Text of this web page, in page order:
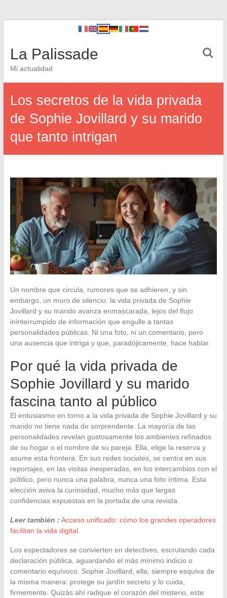
La Palissade
Mi actualidad
Los secretos de la vida privada
de Sophie Jovillard y su marido
que tanto intrigan
Un nombre que circula, rumores que se adhieren, y sin
embargo, un muro de silencio: la vida privada de Sophie
Jovillard y su marido avanza enmascarada, lejos del flujo
ininterrumpido de información que engulle a tantas
personalidades públicas. Ni una foto, ni un comentario, pero
una ausencia que intriga y que, paradójicamente, hace hablar.
Por qué la vida privada de
Sophie Jovillard y su marido
fascina tanto al público
El entusiasmo en torno a la vida privada de Sophie Jovillard y su
marido no tiene nada de sorprendente. La mayoría de las
personalidades revelan gustosamente los ambientes refinados
de su hogar o el nombre de su pareja. Ella, elige la reserva y
asume esta frontera. En sus redes sociales, se centra en sus
reportajes, en las visitas inesperadas, en los intercambios con el
público, pero nunca una palabra, nunca una foto íntima. Esta
elección aviva la curiosidad, mucho más que largas
confidencias expuestas en la portada de una revista.
Leer también : Acceso unificado: cómo los grandes operadores
facilitan la vida digital
Los espectadores se convierten en detectives, escrutando cada
declaración pública, aguardando el más mínimo indicio o
comentario equívoco. Sophie Jovillard, ella, siempre esquiva de
la misma manera: protege su jardín secreto y lo cuida,
firmemente. Quizás ahí radique el corazón del misterio, este